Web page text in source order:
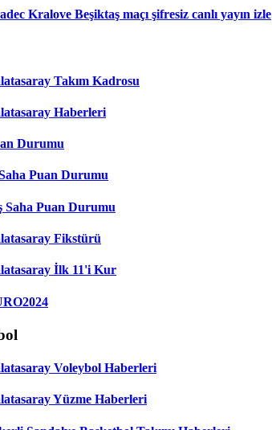
Kralove Beşiktaş maçı şifresiz canlı yayın izle
Takım Kadrosu
Haberleri
Durumu
Puan Durumu
Saha Puan Durumu
Fikstürü
İlk 11'i Kur
Voleybol Haberleri
Yüzme Haberleri